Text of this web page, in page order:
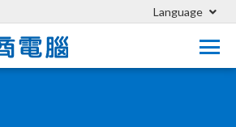
Language